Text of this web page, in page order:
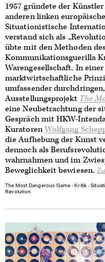
1957 gründete der
anderen linken
Situationistische
verstand sich als
übte mit den Methoden
Kommunikationsguerilla
Warengesellschaft. In
marktwirtschaftliche
umfassender
Ausstellungsprojekt The
eine Neubetrachtung der
Gespräch mit HKW-
KuratorenWolfgang
die Aufhebung der Kunst
dennoch als
wahrnahmen und im
Beweglichkeit bewiesen.
The Most Dangerous Game ∙ Kritik ∙
Revolution